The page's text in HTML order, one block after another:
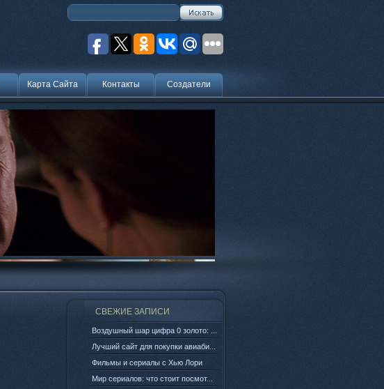
Карта Сайта Контакты Создатели
СВЕЖИЕ ЗАПИСИ
Воздушный шар цифра 0 золото: ...
Лучший сайт для покупки авиаби...
Фильмы и сериалы с Хью Лори
Мир сериалов: что стоит посмот...